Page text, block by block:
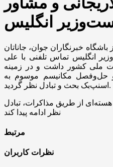
انگلیس
باشگاه خبرنگاران جوان، جاناتان
انگلیس تماس تلفنی با علی
ملی کشور داشت و در زمینه
حل‌وفصل مکانیسم موسوم به
اسنپ‌بک بحث و تبادل نظر گردید.
از طریق مذاکرات، تبادل
نظر ادامه پیدا کند
مرتبط
نظرات کاربران